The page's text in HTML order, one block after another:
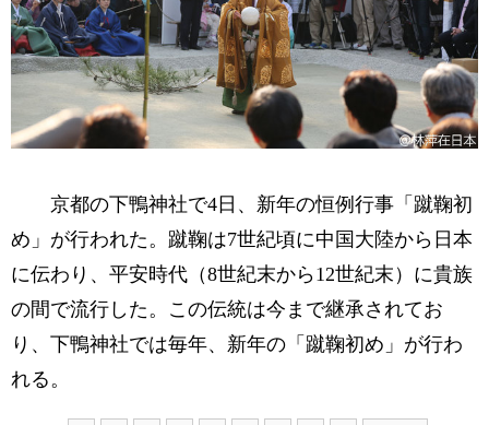
京都の下鴨神社で4日、新年の恒例行事「蹴鞠初
め」が行われた。蹴鞠は7世紀頃に中国大陸から日本
に伝わり、平安時代（8世紀末から12世紀末）に貴族
の間で流行した。この伝統は今まで継承されてお
り、下鴨神社では毎年、新年の「蹴鞠初め」が行わ
れる。